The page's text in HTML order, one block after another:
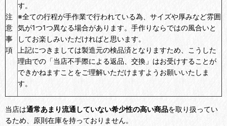
注
意
事
項
す。
※全ての行程が手作業で行われている為、サイズや厚みなど雰囲
気が1つ1つ異なる場合があります。手作りならではの風合いと
してお楽しみいただければと思います。
上記につきましては製造元の検品済となりますため、こうした
理由での「当店不手際による返品、交換」はお受けすることが
できかねますことをご理解いただけますようお願いいたしま
す。
当店は通常あまり流通していない希少性の高い商品を取り扱ってい
るため、原則在庫を持っておりません。